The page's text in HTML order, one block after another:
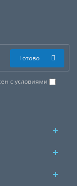
с условиями
Готово